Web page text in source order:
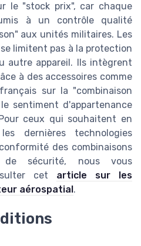
le "stock prix", car chaque
à un contrôle qualité
aux unités militaires. Les
limitent pas à la protection
autre appareil. Ils intègrent
à des accessoires comme
sur la "combinaison
sentiment d'appartenance
ceux qui souhaitent en
dernières technologies
des combinaisons
sécurité, nous vous
cet article sur les
aérospatial.